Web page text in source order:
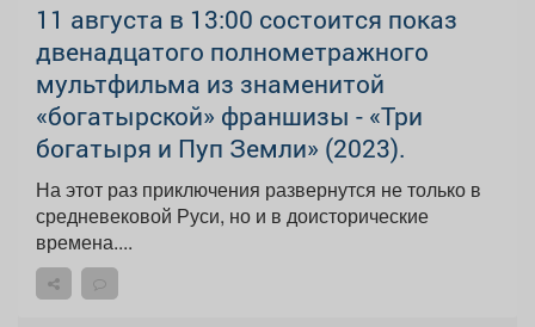
11 августа в 13:00 состоится показ
двенадцатого полнометражного
мультфильма из знаменитой
«богатырской» франшизы - «Три
богатыря и Пуп Земли» (2023).
На этот раз приключения развернутся не только в
средневековой Руси, но и в доисторические
времена....